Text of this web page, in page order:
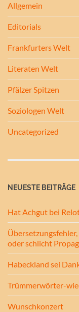
Allgemein
Editorials
Frankfurters Welt
Literaten Welt
Pfälzer Spitzen
Soziologen Welt
Uncategorized
NEUESTE BEITRÄGE
Hat Achgut bei
oder schlicht
Habeckland sei
Trümmerwörter-
Wunschkonzert